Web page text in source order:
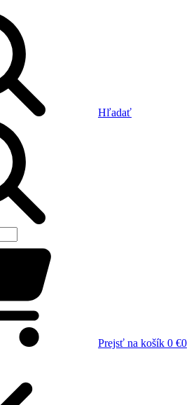
Hľadať
Prejsť na košík 0 €0